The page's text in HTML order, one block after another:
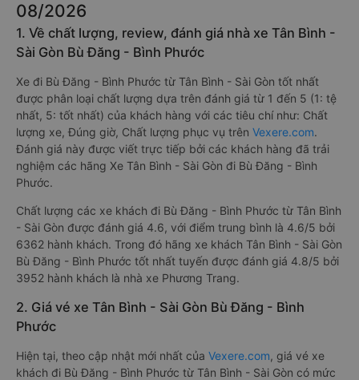
08/2026
1. Về chất lượng, review, đánh giá nhà xe Tân Bình -
Sài Gòn Bù Đăng - Bình Phước
Xe đi Bù Đăng - Bình Phước từ Tân Bình - Sài Gòn tốt nhất
được phân loại chất lượng dựa trên đánh giá từ 1 đến 5 (1: tệ
nhất, 5: tốt nhất) của khách hàng với các tiêu chí như: Chất
lượng xe, Đúng giờ, Chất lượng phục vụ trên Vexere.com.
Đánh giá này được viết trực tiếp bởi các khách hàng đã trải
nghiệm các hãng Xe Tân Bình - Sài Gòn đi Bù Đăng - Bình
Phước.
Chất lượng các xe khách đi Bù Đăng - Bình Phước từ Tân Bình
- Sài Gòn được đánh giá 4.6, với điểm trung bình là 4.6/5 bởi
6362 hành khách. Trong đó hãng xe khách Tân Bình - Sài Gòn
Bù Đăng - Bình Phước tốt nhất tuyến được đánh giá 4.8/5 bởi
3952 hành khách là nhà xe Phương Trang.
2. Giá vé xe Tân Bình - Sài Gòn Bù Đăng - Bình
Phước
Hiện tại, theo cập nhật mới nhất của Vexere.com, giá vé xe
khách đi Bù Đăng - Bình Phước từ Tân Bình - Sài Gòn có mức